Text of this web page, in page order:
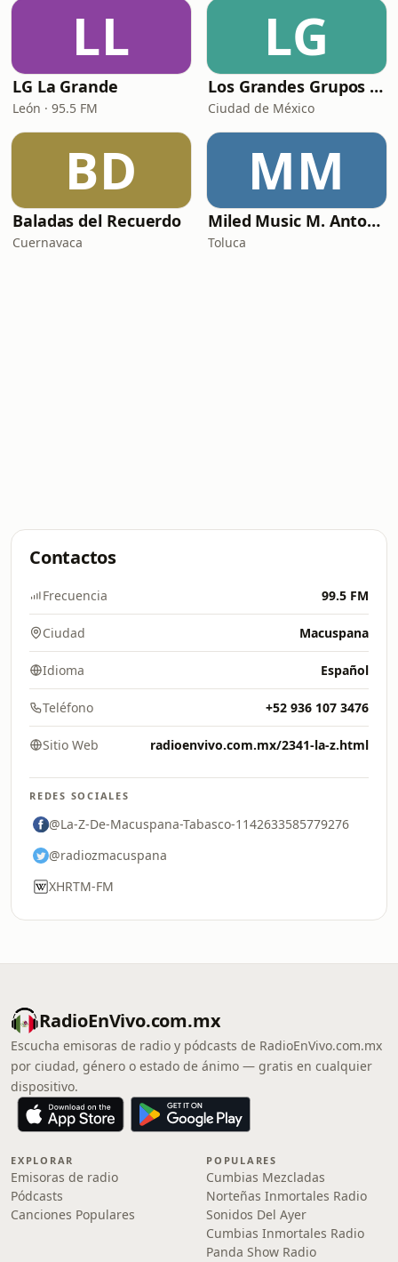
LL
LG La Grande
León · 95.5 FM
LG
Los Grandes Grupos Radio
Ciudad de México
BD
Baladas del Recuerdo
Cuernavaca
MM
Miled Music M. Antonio Solís
Toluca
Contactos
Frecuencia 99.5 FM
Ciudad Macuspana
Idioma Español
Teléfono +52 936 107 3476
Sitio Web radioenvivo.com.mx/2341-la-z.html
REDES SOCIALES
@La-Z-De-Macuspana-Tabasco-1142633585779276
@radiozmacuspana
XHRTM-FM
RadioEnVivo.com.mx
Escucha emisoras de radio y pódcasts de RadioEnVivo.com.mx
por ciudad, género o estado de ánimo — gratis en cualquier
dispositivo.
EXPLORAR
Emisoras de radio
Pódcasts
Canciones Populares
POPULARES
Cumbias Mezcladas
Norteñas Inmortales Radio
Sonidos Del Ayer
Cumbias Inmortales Radio
Panda Show Radio